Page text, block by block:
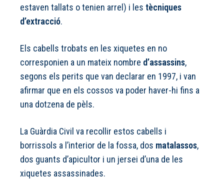
estaven tallats o tenien arrel) i les tècniques
d’extracció.
Els cabells trobats en les xiquetes en no
corresponien a un mateix nombre d’assassins,
segons els perits que van declarar en 1997, i van
afirmar que en els cossos va poder haver-hi fins a
una dotzena de pèls.
La Guàrdia Civil va recollir estos cabells i
borrissols a l’interior de la fossa, dos matalassos,
dos guants d’apicultor i un jersei d’una de les
xiquetes assassinades.